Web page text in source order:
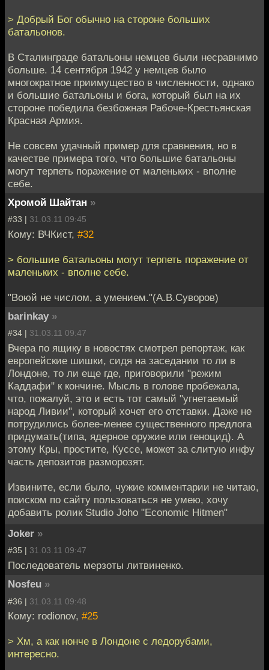
> Добрый Бог обычно на стороне больших
батальонов.
В Сталинграде батальоны немцев были несравнимо
больше. 14 сентября 1942 у немцев было
многократное приимущество в численности, однако
и большие батальоны и бога, который был на их
стороне победила безбожная Рабоче-Крестьянская
Красная Армия.
Не совсем удачный пример для сравнения, но в
качестве примера того, что большие батальоны
могут терпеть поражение от маленьких - вполне
себе.
Хромой Шайтан »
#33 | 31.03.11 09:45
Кому: ВЧКист, #32
> большие батальоны могут терпеть поражение от
маленьких - вполне себе.
"Воюй не числом, а умением."(А.В.Суворов)
barinkay »
#34 | 31.03.11 09:47
Вчера по ящику в новостях смотрел репортаж, как
европейские шишки, сидя на заседании то ли в
Лондоне, то ли еще где, приговорили "режим
Каддафи" к кончине. Мысль в голове пробежала,
что, пожалуй, это и есть тот самый "угнетаемый
народ Ливии", который хочет его отставки. Даже не
потрудились более-менее существенного предлога
придумать(типа, ядерное оружие или геноцид). А
этому Кры, простите, Куссе, может за слитую инфу
часть депозитов разморозят.
Извините, если было, чужие комментарии не читаю,
поиском по сайту пользоваться не умею, хочу
добавить ролик Studio Joho "Economic Hitmen"
Joker »
#35 | 31.03.11 09:47
Последователь мерзоты литвиненко.
Nosfeu »
#36 | 31.03.11 09:48
Кому: rodionov, #25
> Хм, а как нонче в Лондоне с ледорубами,
интересно.